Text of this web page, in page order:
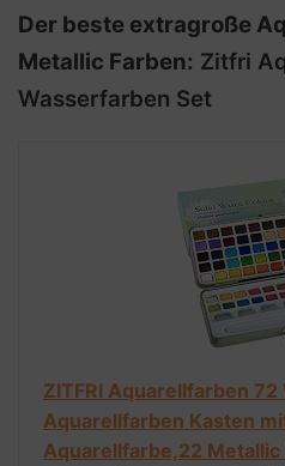
Der beste extragroße
Metallic Farben: Zitfri
Wasserfarben Set
ZITFRI Aquarellfarben
Aquarellfarben Kasten
Aquarellfarbe,22 Metallic